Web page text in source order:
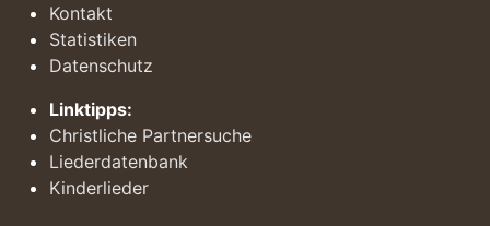
Kontakt
Statistiken
Datenschutz
Linktipps:
Christliche Partnersuche
Liederdatenbank
Kinderlieder